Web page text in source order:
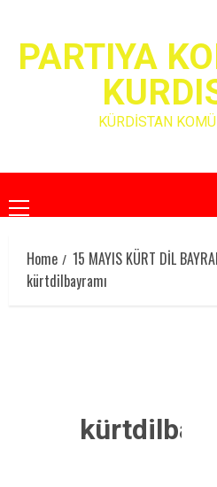
contentPARTIYA
KÜRDİSTAN
Primary
Menu
Home
15 MAYIS KÜRT DİL
kürtdilbayramı